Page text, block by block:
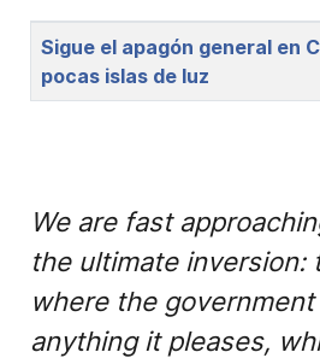
Title
Sigue el apagón general en
pocas islas de luz
We are fast
the ultimate inversion:
where the
anything it pleases,